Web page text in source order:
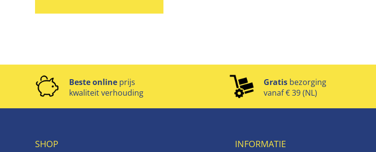
Beste online prijs
kwaliteit verhouding
Gratisbezorging
vanaf € 39 (NL)
SHOP INFORMATIE